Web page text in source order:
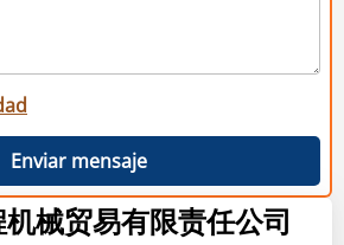
Enviar mensaje
械贸易有限责任公司